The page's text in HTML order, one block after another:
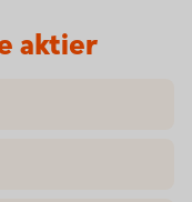
aktier